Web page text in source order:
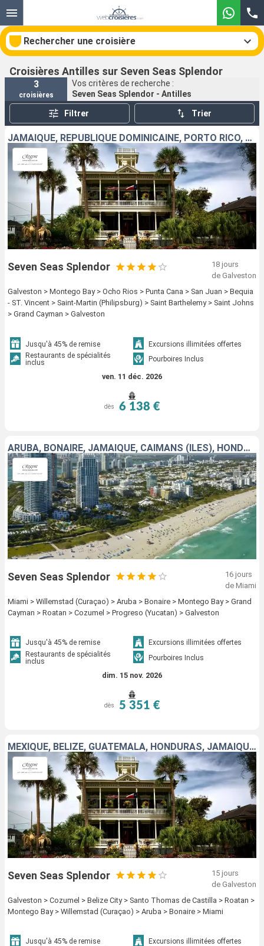
Rechercher une croisière
Nos destinations
Mois de départ
Ports Compagnies
Rechercher
Croisières Antilles sur Seven Seas Splendor
3
croisières
Vos critères de recherche :
Seven Seas Splendor - Antilles
Filtrer Trier
JAMAÏQUE, RÉPUBLIQUE DOMINICAINE, PORTO RICO, SAINT VINCENT-ET-LES-GRENADINES, SAINT-MARTIN, FRANCE, CAÏMANS (ÎLES), ÉTATS-UNIS
Seven Seas Splendor
18 jours
de Galveston
Galveston > Montego Bay > Ocho Rios > Punta Cana > San Juan > Bequia
- ST. Vincent > Saint-Martin (Philipsburg) > Saint Barthelemy > Saint Johns
> Grand Cayman > Galveston
Jusqu'à 45% de remise
Excursions illimitées offertes
Restaurants de spécialités
inclus
Pourboires Inclus
ven. 11 déc. 2026
dès 6 138 €
ARUBA, BONAIRE, JAMAÏQUE, CAÏMANS (ÎLES), HONDURAS, MEXIQUE, ÉTATS-UNIS
Seven Seas Splendor
16 jours
de Miami
Miami > Willemstad (Curaçao) > Aruba > Bonaire > Montego Bay > Grand
Cayman > Roatan > Cozumel > Progreso (Yucatan) > Galveston
Jusqu'à 45% de remise
Excursions illimitées offertes
Restaurants de spécialités
inclus
Pourboires Inclus
dim. 15 nov. 2026
dès 5 351 €
MEXIQUE, BELIZE, GUATEMALA, HONDURAS, JAMAÏQUE, ARUBA, BONAIRE, ÉTATS-UNIS
Seven Seas Splendor
15 jours
de Galveston
Galveston > Cozumel > Belize City > Santo Thomas de Castilla > Roatan >
Montego Bay > Willemstad (Curaçao) > Aruba > Bonaire > Miami
Jusqu'à 45% de remise
Excursions illimitées offertes